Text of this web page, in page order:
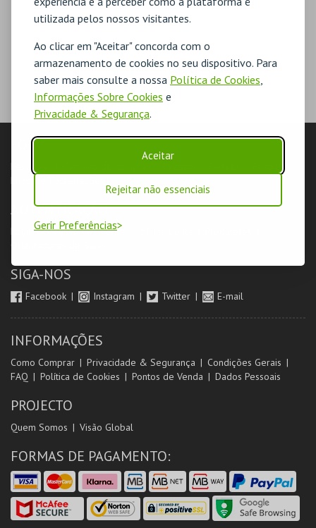
utilizada pelos nossos visitantes.
Ao clicar em "Aceitar" concorda com o
armazenamento de cookies no seu dispositivo. Para
saber mais consulte a nossa Política de Cookies
Informações Sobre Cookies e
Privacidade & Segurança.
Aceitar
Rejeitar não essenciais
Gerir Preferências
LOJA
Pesquisar
Livro de Reclamações
AUTENTICAÇÃO
Login & Registo de Clientes
SIGA-NOS
Facebook Instagram Twitter E-mail
INFORMAÇÕES
Como Comprar Privacidade & Segurança
Condições Gerais
FAQ
Política de Cookies Pontos de Venda Dados Pessoais
PROJECTO
Quem Somos Visão Global
FORMAS DE PAGAMENTO: